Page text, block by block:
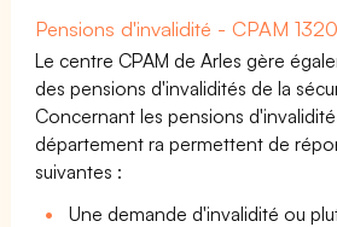
Pensions d'invalidité - CPAM
Le centre CPAM de Arles gère
des pensions d'invalidités de la
Concernant les pensions
département ra permettent de
suivantes :
Une demande d'invalidité ou